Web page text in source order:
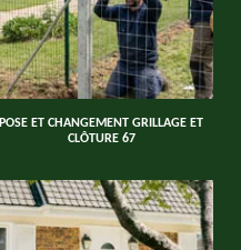
POSE ET CHANGEMENT GRILLAGE ET
CLÔTURE 67